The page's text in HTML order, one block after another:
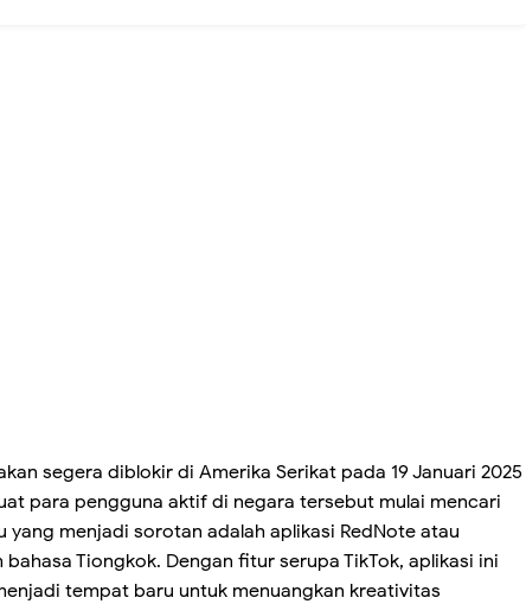
segera diblokir di Amerika Serikat pada 19 Januari 2025
para pengguna aktif di negara tersebut mulai mencari
yang menjadi sorotan adalah aplikasi RedNote atau
Tiongkok. Dengan fitur serupa TikTok, aplikasi ini
tempat baru untuk menuangkan kreativitas